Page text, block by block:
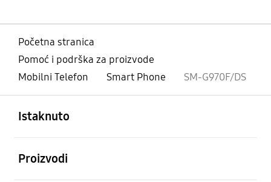
Početna stranica
Pomoć i podrška za proizvode
Mobilni Telefon
Smart Phone SM-G970F/DS
Istaknuto
Proizvodi